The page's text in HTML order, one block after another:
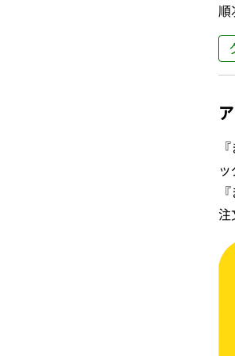
順
注